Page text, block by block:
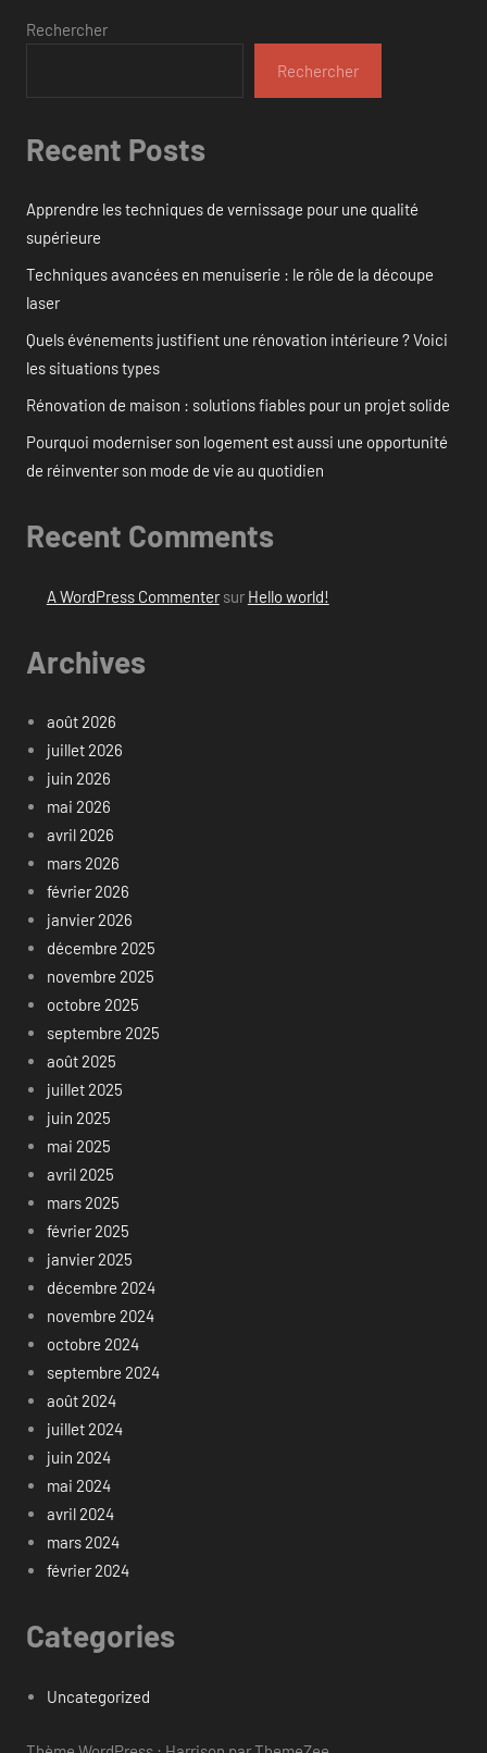
Rechercher
Rechercher
Recent Posts
Apprendre les techniques de vernissage pour une qualité
supérieure
Techniques avancées en menuiserie : le rôle de la découpe
laser
Quels événements justifient une rénovation intérieure ? Voici
les situations types
Rénovation de maison : solutions fiables pour un projet solide
Pourquoi moderniser son logement est aussi une opportunité
de réinventer son mode de vie au quotidien
Recent Comments
A WordPress Commentersur Hello world!
Archives
août 2026
juillet 2026
juin 2026
mai 2026
avril 2026
mars 2026
février 2026
janvier 2026
décembre 2025
novembre 2025
octobre 2025
septembre 2025
août 2025
juillet 2025
juin 2025
mai 2025
avril 2025
mars 2025
février 2025
janvier 2025
décembre 2024
novembre 2024
octobre 2024
septembre 2024
août 2024
juillet 2024
juin 2024
mai 2024
avril 2024
mars 2024
février 2024
Categories
Uncategorized